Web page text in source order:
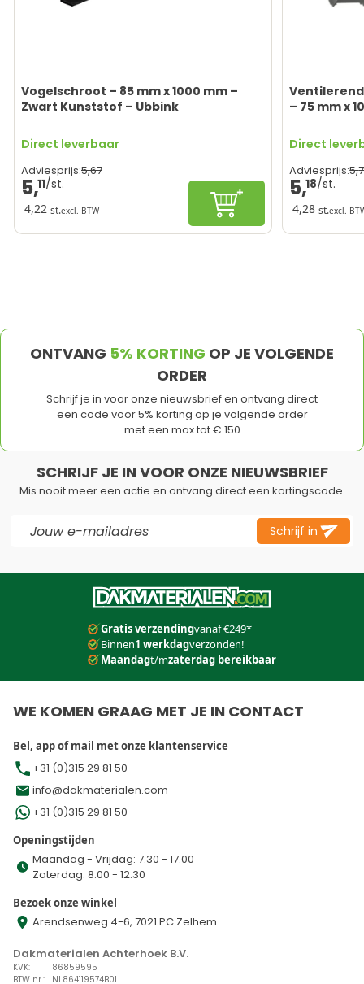
Vogelschroot – 85 mm x 1000 mm –
Zwart Kunststof – Ubbink
Direct leverbaar
Adviesprijs:5,67
5,11
4,22 st.excl. BTW In winkelwagen
– 75 mm x
Direct
Adviesprijs:5,
5,18
4,28 st.excl.
ONTVANG 5% KORTING OP JE VOLGENDE
ORDER
Schrijf je in voor onze nieuwsbrief en ontvang direct
een code voor 5% korting op je volgende order
met een max tot € 150
SCHRIJF JE IN VOOR ONZE NIEUWSBRIEF
Mis nooit meer een actie en ontvang direct een kortingscode.
Schrijf in
Gratis verzendingvanaf €249*
Binnen1 werkdagverzonden!
Maandagt/mzaterdag bereikbaar
WE KOMEN GRAAG MET JE IN CONTACT
Bel, app of mail met onze klantenservice
+31 (0)315 29 81 50
info@dakmaterialen.com
+31 (0)315 29 81 50
Openingstijden
Maandag - Vrijdag: 7.30 - 17.00
Zaterdag: 8.00 - 12.30
Bezoek onze winkel
Arendsenweg 4-6, 7021 PC Zelhem
Dakmaterialen Achterhoek B.V.
KVK:
86859595
BTW nr.:
NL864119574B01